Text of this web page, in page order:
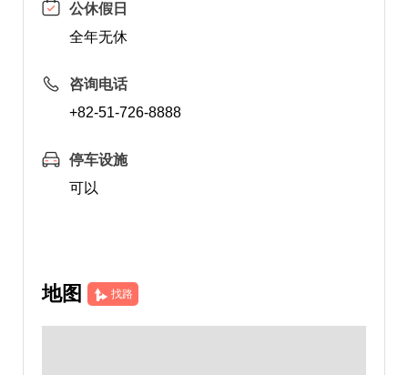
公休假日
全年无休
咨询电话
+82-51-726-8888
停车设施
可以
地图 找路